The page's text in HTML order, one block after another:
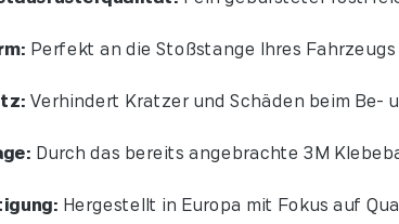
Perfekt an die Stoßstange Ihres
Verhindert Kratzer und Schäden beim Be-
Durch das bereits angebrachte 3M
Hergestellt in Europa mit Fokus auf